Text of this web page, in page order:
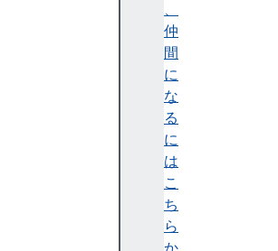
、
仲
間
に
な
る
に
は
こ
ち
ら